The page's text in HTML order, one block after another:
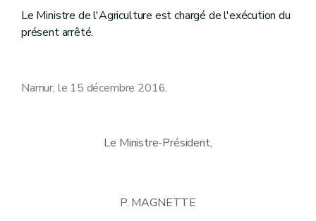
Le Ministre de l'Agriculture est chargé de l'exécution du
présent arrêté.
Namur, le 15 décembre 2016.
Le Ministre-Président,
P. MAGNETTE